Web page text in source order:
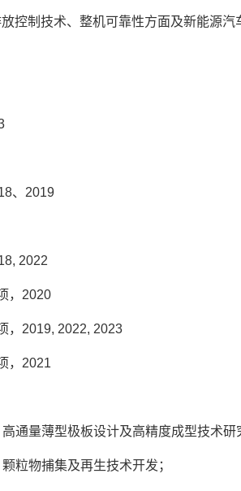
控制技术、整机可靠性方面及新能源汽
、 2019
2022
， 2020
， 2019, 2022, 2023
， 2021
通量薄型极板设计及高精度成型技术研
粒物捕集及再生技术开发；